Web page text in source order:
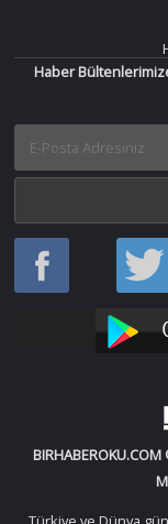
Haber
Haber
Oku
Haber
Oku